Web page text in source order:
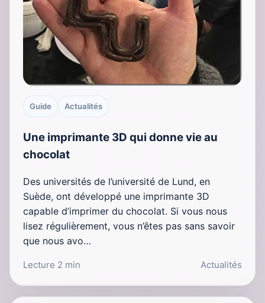
Guide Actualités
Une imprimante 3D qui donne vie au
chocolat
Des universités de l’université de Lund, en
Suède, ont développé une imprimante 3D
capable d’imprimer du chocolat. Si vous nous
lisez régulièrement, vous n’êtes pas sans savoir
que nous avo…
Lecture 2 min Actualités